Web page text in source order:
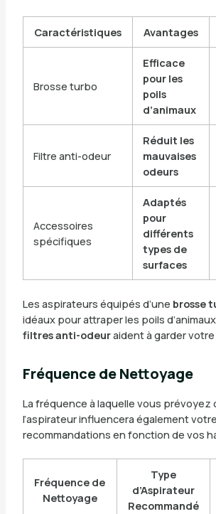
Caractéristiques Avantages
Brosse turbo
Efficace
pour les
poils
d’animaux
Filtre anti-odeur
Réduit les
mauvaises
odeurs
Accessoires
spécifiques
Adaptés
pour
différents
types de
surfaces
Les aspirateurs équipés d’une brosse
idéaux pour attraper les poils
filtres anti-odeuraident à garder
Fréquence de Nettoyage
La fréquence à laquelle vous prévoyez
l’aspirateur influencera également
recommandations en fonction de vos
Fréquence de
Nettoyage
Type
d’Aspirateur
Recommandé